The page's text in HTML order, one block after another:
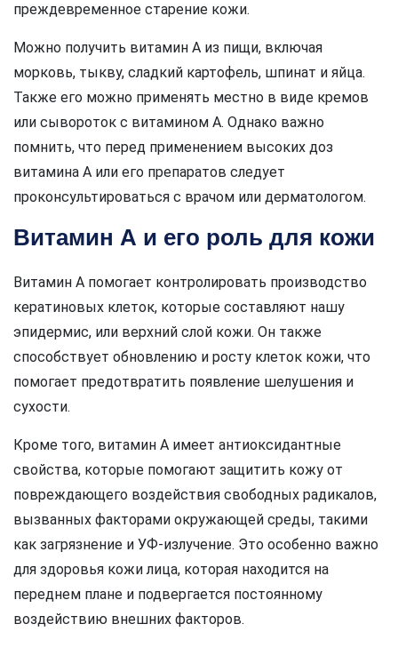
преждевременное старение кожи.
Можно получить витамин А из пищи, включая
морковь, тыкву, сладкий картофель, шпинат и яйца.
Также его можно применять местно в виде кремов
или сывороток с витамином А. Однако важно
помнить, что перед применением высоких доз
витамина А или его препаратов следует
проконсультироваться с врачом или дерматологом.
Витамин А и его роль для кожи
Витамин А помогает контролировать производство
кератиновых клеток, которые составляют нашу
эпидермис, или верхний слой кожи. Он также
способствует обновлению и росту клеток кожи, что
помогает предотвратить появление шелушения и
сухости.
Кроме того, витамин А имеет антиоксидантные
свойства, которые помогают защитить кожу от
повреждающего воздействия свободных радикалов,
вызванных факторами окружающей среды, такими
как загрязнение и УФ-излучение. Это особенно важно
для здоровья кожи лица, которая находится на
переднем плане и подвергается постоянному
воздействию внешних факторов.